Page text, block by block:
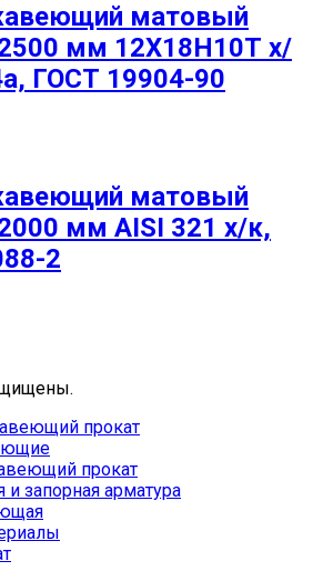
матовый
мм 12Х18Н10Т х/
ГОСТ 19904-90
матовый
мм AISI 321 х/к,
2
прокат
прокат
и запорная арматура